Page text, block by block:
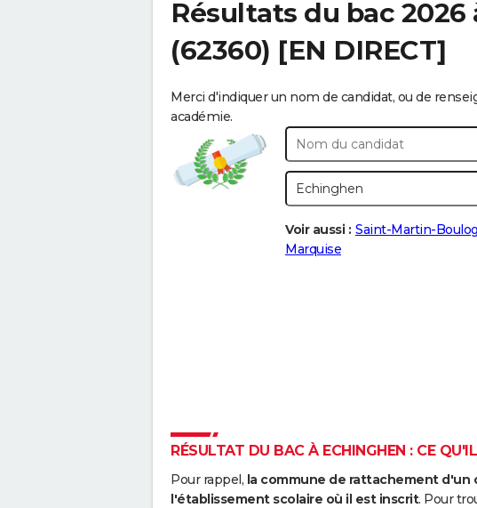
Résultats du bac 2026
(62360) [EN DIRECT]
Merci d'indiquer un nom de candidat, ou de
académie.
Voir aussi : Saint-Martin-
Marquise
RÉSULTAT DU BAC À ECHINGHEN : CE
Pour rappel, la commune de rattachement d'un
l'établissement scolaire où il est inscrit. Pour